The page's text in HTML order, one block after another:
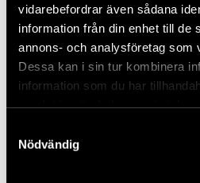
vidarebefordrar även sådana
information från din enhet till de
annons- och analysföretag som
Dessa kan i sin tur kombinera
information som du har
Nödvändig